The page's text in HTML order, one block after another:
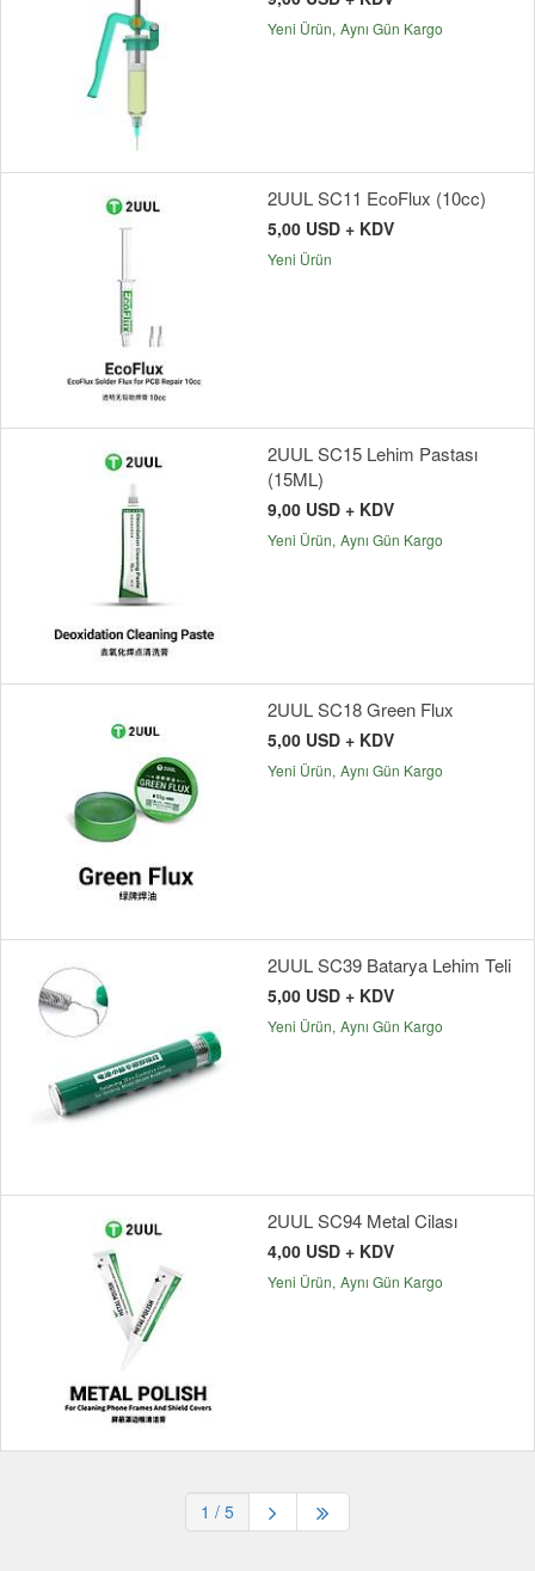
Yeni Ürün Aynı Gün Kargo
2UUL SC11 EcoFlux (10cc)
5,00 USD + KDV
Yeni Ürün
2UUL SC15 Lehim Pastası
(15ML)
9,00 USD + KDV
Yeni Ürün Aynı Gün Kargo
2UUL SC18 Green Flux
5,00 USD + KDV
Yeni Ürün Aynı Gün Kargo
2UUL SC39 Batarya Lehim Teli
5,00 USD + KDV
Yeni Ürün Aynı Gün Kargo
2UUL SC94 Metal Cilası
4,00 USD + KDV
Yeni Ürün Aynı Gün Kargo
1 / 5